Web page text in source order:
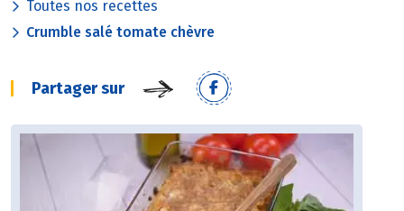
Toutes nos recettes
Crumble salé tomate chèvre
Partager sur